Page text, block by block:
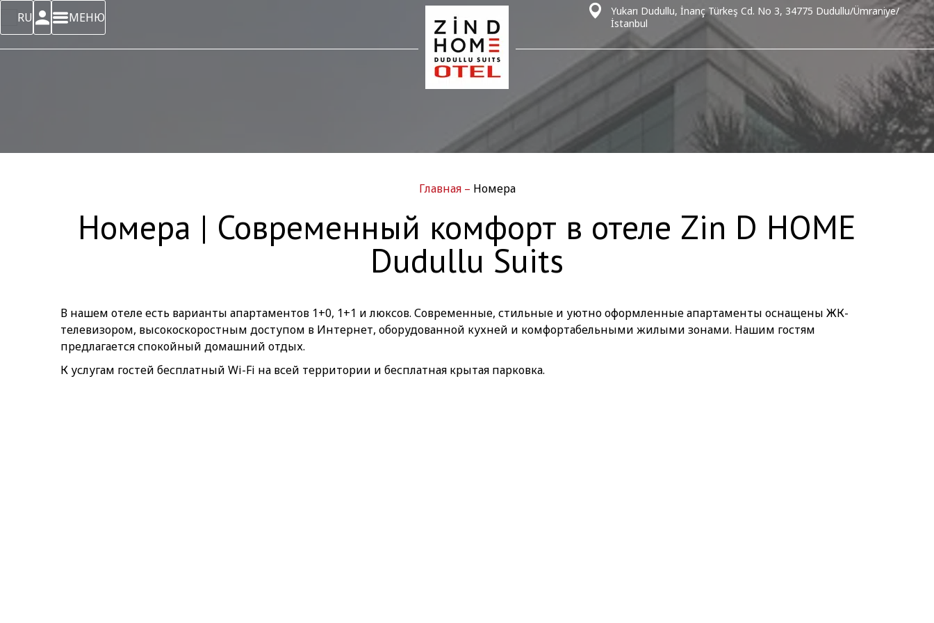
RU МЕНЮ
Yukarı Dudullu, İnanç Türkeş Cd. No 3, 34775 Dudullu/Ümraniye/
İstanbul
Главная – Номера
Номера | Современный комфорт в отеле Zin D HOME
Dudullu Suits
В нашем отеле есть варианты апартаментов 1+0, 1+1 и люксов. Современные, стильные и уютно оформленные апартаменты оснащены ЖК-
телевизором, высокоскоростным доступом в Интернет, оборудованной кухней и комфортабельными жилыми зонами. Нашим гостям
предлагается спокойный домашний отдых.
К услугам гостей бесплатный Wi-Fi на всей территории и бесплатная крытая парковка.